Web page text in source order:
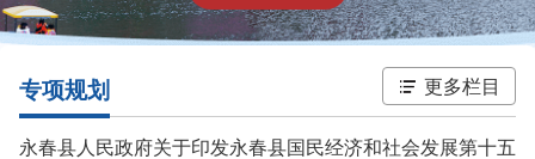
专项规划 更多栏目
永春县人民政府关于印发永春县国民经济和社会发展第十五